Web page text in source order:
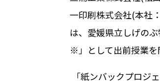
一印刷株式会社(本社
は、愛媛県立しげの
※ 」として出前授業
「紙ンバックプロジ